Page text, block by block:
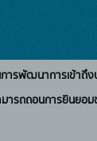
การพัฒนาการเข้า
ารถถอนการยินยอม